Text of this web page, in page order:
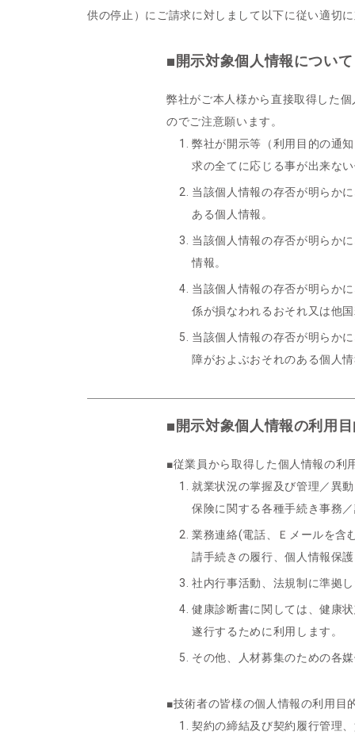
供の停止）にご請求に対しまして以下に従い適切
■開示対象個人情報について
弊社がご本人様から直接取得した
のでご注意願います。
弊社が開示等（利用目的の通
求の全てに応じる事が出来な
当該個人情報の存否が明らか
ある個人情報。
当該個人情報の存否が明らか
情報。
当該個人情報の存否が明らか
係が損なわれるおそれ又は他
当該個人情報の存否が明らか
障がおよぶおそれのある個人
■開示対象個人情報の利用
■従業員から取得した個人情報の利
就業状況の掌握及び管理／異
保険に関する各種手続き事務
業務連絡(電話、Ｅメールを含
請手続きの履行、個人情報保
社内行事活動、法規制に準拠
健康診断書に関しては、健康
遂行するために利用します。
その他、人材募集のための各
■技術者の皆様の個人情報の利用目
契約の締結及び契約履行管理